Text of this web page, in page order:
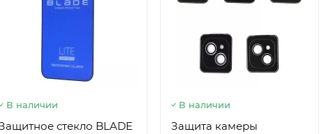
В наличии
стекло BLADE
В наличии
Защита камеры